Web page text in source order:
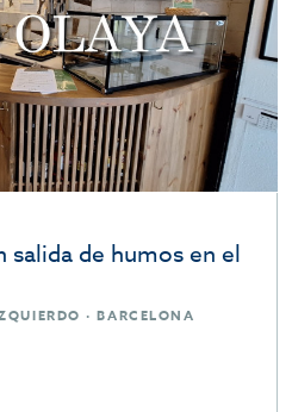
salida de humos en el
· BARCELONA